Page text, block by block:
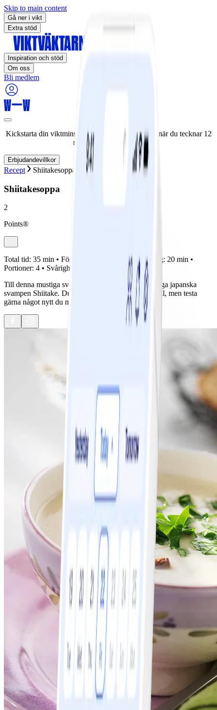
Skip to main content
Gå ner i vikt
Extra stöd
Inspiration och stöd
Om oss
Bli medlem
Kickstarta din viktminskningsresa nu! Spara 50% när du tecknar 12
månaders medlemskap.
Erbjudandevillkor
Recept Shiitakesoppa
Shiitakesoppa
2
Points®
Total tid: 35 min • Förberedelse: 15 min • Tillagning: 20 min •
Portioner: 4 • Svårighetsgrad:
Till denna mustiga svampsoppa har vi valt den häftiga japanska
svampen Shiitake. Du kan välja vilken svamp du vill, men testa
gärna något nytt du med!